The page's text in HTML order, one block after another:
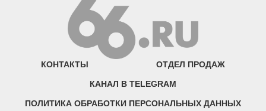
КОНТАКТЫ ОТДЕЛ ПРОДАЖ
КАНАЛ В TELEGRAM
ПОЛИТИКА ОБРАБОТКИ ПЕРСОНАЛЬНЫХ ДАННЫХ